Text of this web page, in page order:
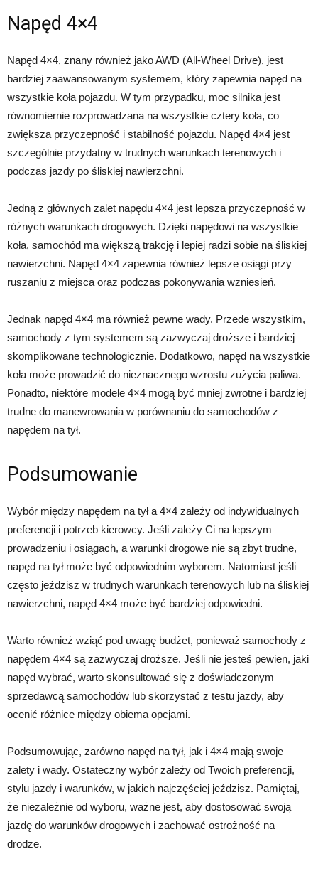
Napęd 4×4
Napęd 4×4, znany również jako AWD (All-Wheel Drive), jest
bardziej zaawansowanym systemem, który zapewnia napęd na
wszystkie koła pojazdu. W tym przypadku, moc silnika jest
równomiernie rozprowadzana na wszystkie cztery koła, co
zwiększa przyczepność i stabilność pojazdu. Napęd 4×4 jest
szczególnie przydatny w trudnych warunkach terenowych i
podczas jazdy po śliskiej nawierzchni.
Jedną z głównych zalet napędu 4×4 jest lepsza przyczepność w
różnych warunkach drogowych. Dzięki napędowi na wszystkie
koła, samochód ma większą trakcję i lepiej radzi sobie na śliskiej
nawierzchni. Napęd 4×4 zapewnia również lepsze osiągi przy
ruszaniu z miejsca oraz podczas pokonywania wzniesień.
Jednak napęd 4×4 ma również pewne wady. Przede wszystkim,
samochody z tym systemem są zazwyczaj droższe i bardziej
skomplikowane technologicznie. Dodatkowo, napęd na wszystkie
koła może prowadzić do nieznacznego wzrostu zużycia paliwa.
Ponadto, niektóre modele 4×4 mogą być mniej zwrotne i bardziej
trudne do manewrowania w porównaniu do samochodów z
napędem na tył.
Podsumowanie
Wybór między napędem na tył a 4×4 zależy od indywidualnych
preferencji i potrzeb kierowcy. Jeśli zależy Ci na lepszym
prowadzeniu i osiągach, a warunki drogowe nie są zbyt trudne,
napęd na tył może być odpowiednim wyborem. Natomiast jeśli
często jeździsz w trudnych warunkach terenowych lub na śliskiej
nawierzchni, napęd 4×4 może być bardziej odpowiedni.
Warto również wziąć pod uwagę budżet, ponieważ samochody z
napędem 4×4 są zazwyczaj droższe. Jeśli nie jesteś pewien, jaki
napęd wybrać, warto skonsultować się z doświadczonym
sprzedawcą samochodów lub skorzystać z testu jazdy, aby
ocenić różnice między obiema opcjami.
Podsumowując, zarówno napęd na tył, jak i 4×4 mają swoje
zalety i wady. Ostateczny wybór zależy od Twoich preferencji,
stylu jazdy i warunków, w jakich najczęściej jeździsz. Pamiętaj,
że niezależnie od wyboru, ważne jest, aby dostosować swoją
jazdę do warunków drogowych i zachować ostrożność na
drodze.